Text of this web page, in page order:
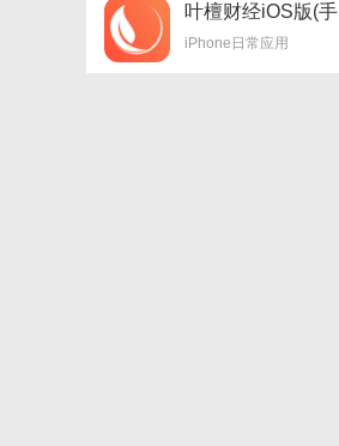
叶檀财经iOS版(手
机财经资讯)
v1.8.0 苹果版
iPhone日常应用